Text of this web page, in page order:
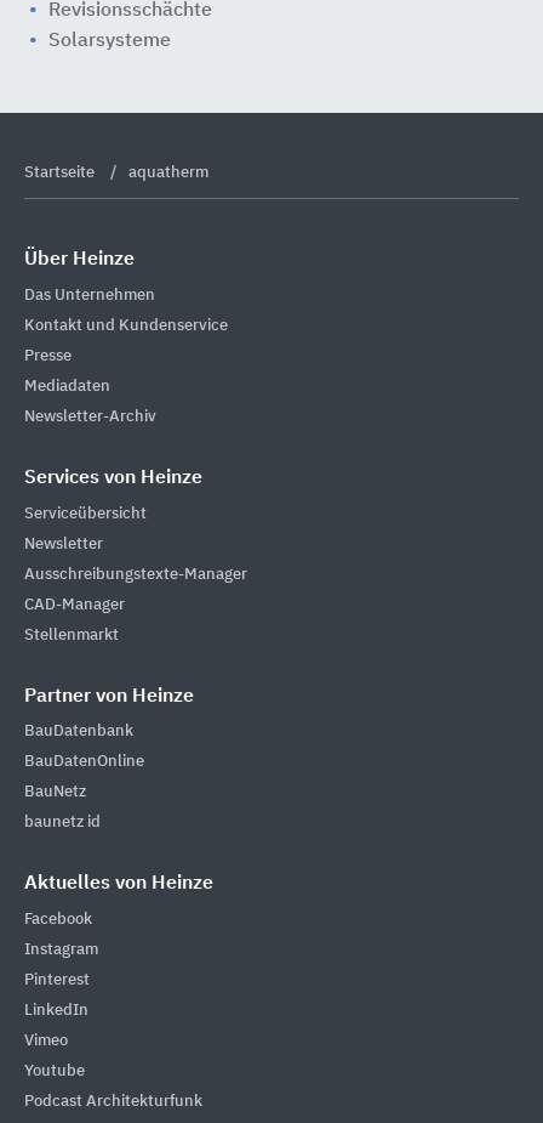
Revisionsschächte
Solarsysteme
Startseite aquatherm
Über Heinze
Das Unternehmen
Kontakt und Kundenservice
Presse
Mediadaten
Newsletter-Archiv
Services von Heinze
Serviceübersicht
Newsletter
Ausschreibungstexte-Manager
CAD-Manager
Stellenmarkt
Partner von Heinze
BauDatenbank
BauDatenOnline
BauNetz
baunetz id
Aktuelles von Heinze
Facebook
Instagram
Pinterest
LinkedIn
Vimeo
Youtube
Podcast Architekturfunk